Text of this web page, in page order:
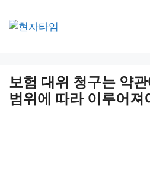
보험 대위 청구는 약
범위에 따라 이루어져